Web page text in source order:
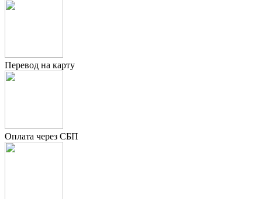
Перевод на карту
Оплата через СБП